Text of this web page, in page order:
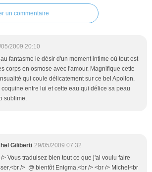
un commentaire
2009 20:10
fantasme le désir d'un moment intime où tout est
corps en osmose avec l'amour. Magnifique cette
qui coule délicatement sur ce bel Apollon.
coquine entre lui et cette eau qui délice sa peau
sublime.
Giliberti 29/05/2009 07:32
> Vous traduisez bien tout ce que j'ai voulu faire
/> @ bientôt Enigma,<br /> <br /> Michel<br